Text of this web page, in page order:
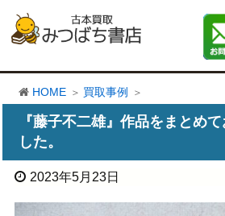
HOME 買取事例
『藤子不二雄』作品をまとめ
した。
2023年5月23日